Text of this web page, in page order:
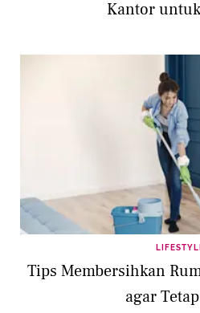
Kantor
Tips Membersihkan
agar